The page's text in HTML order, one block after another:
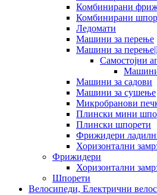
Комбинирани
Комбинирани
Ледомати
Машини за перење
Машини за
Самостојни
Машини за садови
Машини за сушење
Микробранови
Плински мини
Плински шпорети
Фрижидери
Хоризонтални
Фрижидери
Хоризонтални
Шпорети
Велосипеди, Електрични